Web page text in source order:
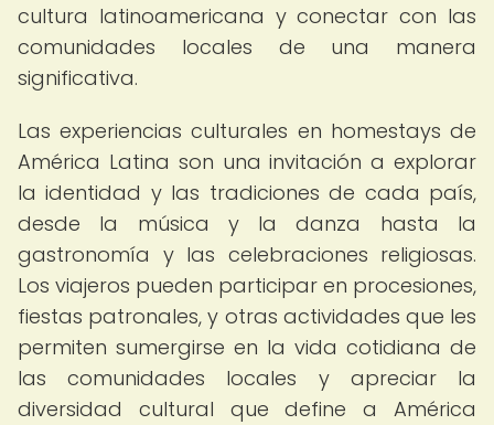
cultura latinoamericana y conectar con las
comunidades locales de una manera
significativa.
Las experiencias culturales en homestays de
América Latina son una invitación a explorar
la identidad y las tradiciones de cada país,
desde la música y la danza hasta la
gastronomía y las celebraciones religiosas.
Los viajeros pueden participar en procesiones,
fiestas patronales, y otras actividades que les
permiten sumergirse en la vida cotidiana de
las comunidades locales y apreciar la
diversidad cultural que define a América